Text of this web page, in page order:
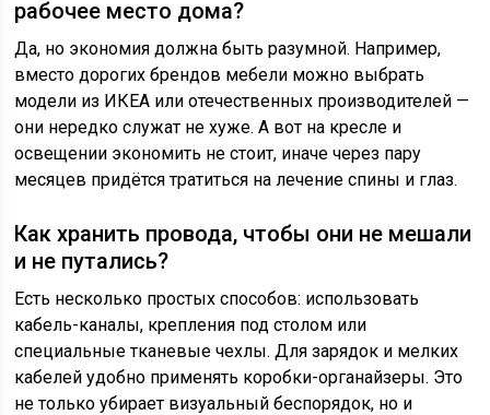
рабочее место дома?
Да, но экономия должна быть разумной. Например,
вместо дорогих брендов мебели можно выбрать
модели из ИКЕА или отечественных производителей —
они нередко служат не хуже. А вот на кресле и
освещении экономить не стоит, иначе через пару
месяцев придётся тратиться на лечение спины и глаз.
Как хранить провода, чтобы они не мешали
и не путались?
Есть несколько простых способов: использовать
кабель-каналы, крепления под столом или
специальные тканевые чехлы. Для зарядок и мелких
кабелей удобно применять коробки-органайзеры. Это
не только убирает визуальный беспорядок, но и